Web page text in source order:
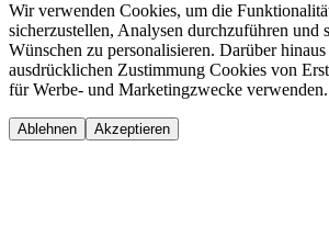
Wir verwenden Cookies, um die
sicherzustellen, Analysen durchzuführen und
Wünschen zu personalisieren. Darüber
ausdrücklichen Zustimmung Cookies von
für Werbe- und Marketingzwecke verwenden.
Ablehnen Akzeptieren